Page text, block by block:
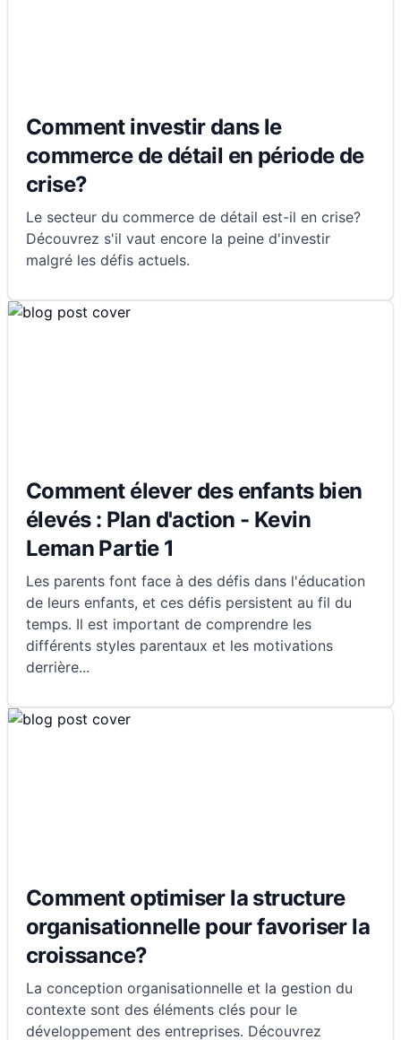
Comment investir dans le
commerce de détail en période de
crise?
Le secteur du commerce de détail est-il en crise?
Découvrez s'il vaut encore la peine d'investir
malgré les défis actuels.
Comment élever des enfants bien
élevés : Plan d'action - Kevin
Leman Partie 1
Les parents font face à des défis dans l'éducation
de leurs enfants, et ces défis persistent au fil du
temps. Il est important de comprendre les
différents styles parentaux et les motivations
derrière...
Comment optimiser la structure
organisationnelle pour favoriser la
croissance?
La conception organisationnelle et la gestion du
contexte sont des éléments clés pour le
développement des entreprises. Découvrez